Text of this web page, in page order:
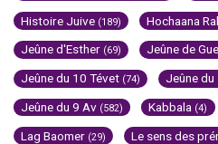
Histoire Juive (189) Hochaana
Jeûne d'Esther (69) Jeûne de
Jeûne du 10 Tévet (74) Jeûne du
Jeûne du 9 Av (582) Kabbala (4)
Lag Baomer (29) Le sens des